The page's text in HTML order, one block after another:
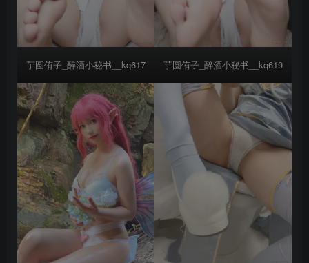
芋圆侑子_醉酒小秘书__kq617 芋圆侑子_醉酒小秘书__kq619